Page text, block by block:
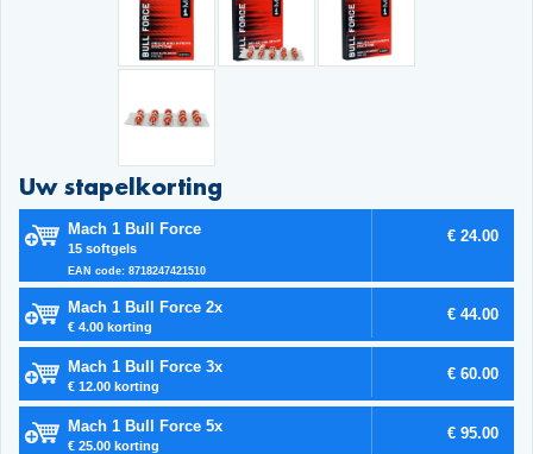
Uw stapelkorting
Mach 1 Bull Force
15 softgels
EAN code: 8718247421510
€ 24.00
Mach 1 Bull Force 2x
€ 4.00 korting
€ 44.00
Mach 1 Bull Force 3x
€ 12.00 korting
€ 60.00
Mach 1 Bull Force 5x
€ 25.00 korting
€ 95.00